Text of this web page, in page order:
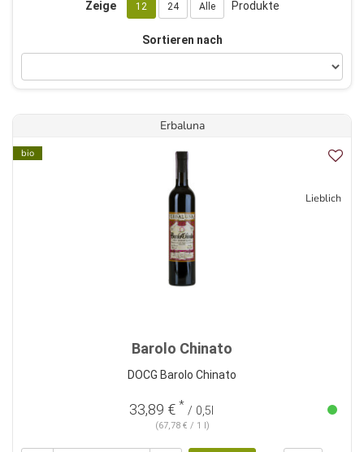
Zeige 12 24 Alle Produkte
Sortieren nach
Erbaluna
bio
Lieblich
Barolo Chinato
DOCG Barolo Chinato
33,89 € * / 0,5l
(67,78 € / 1 l)